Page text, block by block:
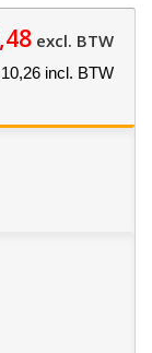
excl. BTW
incl. BTW